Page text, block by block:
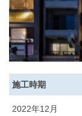
施工時期
2022年12月